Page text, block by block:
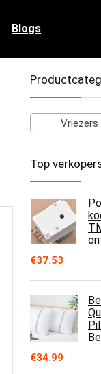
Blogs
Vriezers
Top
€37.53
€34.99